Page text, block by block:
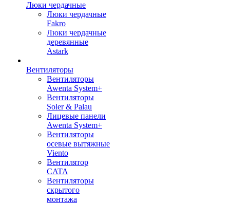
Люки чердачные
Люки чердачные
Fakro
Люки чердачные
деревянные
Astark
Вентиляторы
Вентиляторы
Awenta System+
Вентиляторы
Soler & Palau
Лицевые панели
Awenta System+
Вентиляторы
осевые вытяжные
Viento
Вентилятор
CATA
Вентиляторы
скрытого
монтажа